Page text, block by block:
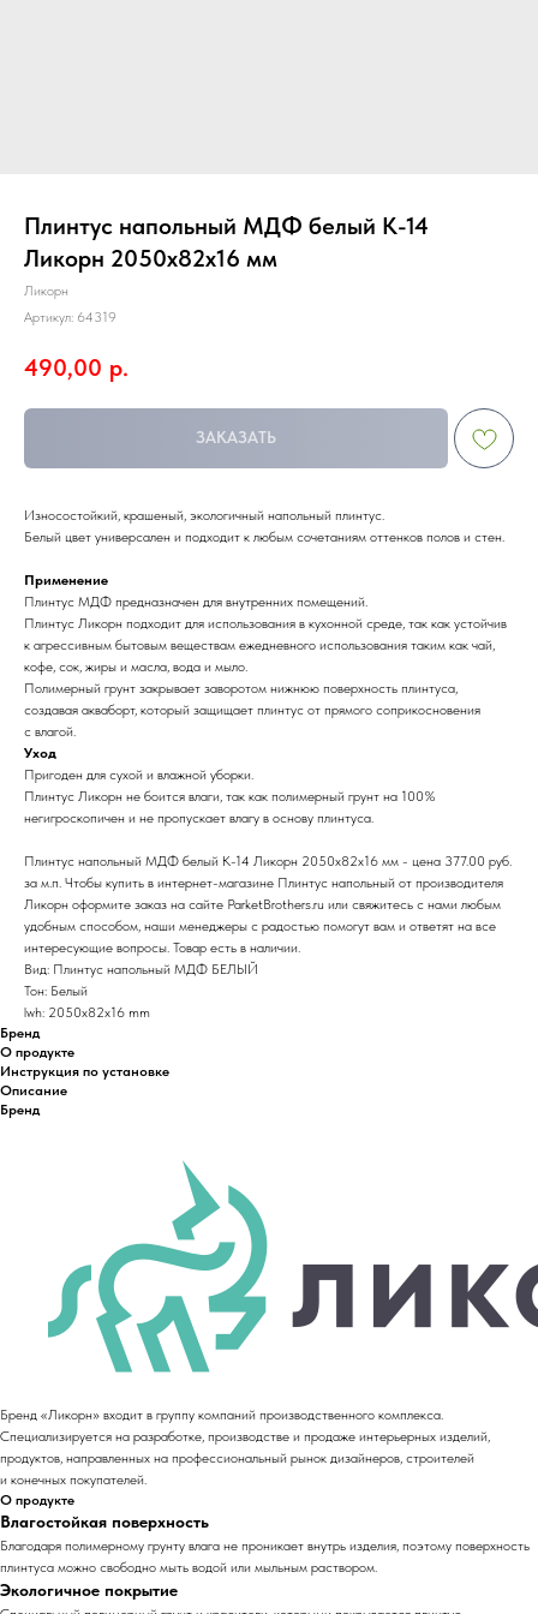
Плинтус напольный МДФ белый К-14
Ликорн 2050х82х16 мм
Ликорн
Артикул: 64319
490,00 р.
ЗАКАЗАТЬ
Износостойкий, крашеный, экологичный напольный плинтус.
Белый цвет универсален и подходит к любым сочетаниям оттенков полов и стен.
Применение
Плинтус МДФ предназначен для внутренних помещений.
Плинтус Ликорн подходит для использования в кухонной среде, так как устойчив
к агрессивным бытовым веществам ежедневного использования таким как чай,
кофе, сок, жиры и масла, вода и мыло.
Полимерный грунт закрывает заворотом нижнюю поверхность плинтуса,
создавая акваборт, который защищает плинтус от прямого соприкосновения
с влагой.
Уход
Пригоден для сухой и влажной уборки.
Плинтус Ликорн не боится влаги, так как полимерный грунт на 100%
негигроскопичен и не пропускает влагу в основу плинтуса.
Плинтус напольный МДФ белый К-14 Ликорн 2050х82х16 мм - цена 377.00 руб.
за м.п. Чтобы купить в интернет-магазине Плинтус напольный от производителя
Ликорн оформите заказ на сайте ParketBrothers.ru или свяжитесь с нами любым
удобным способом, наши менеджеры с радостью помогут вам и ответят на все
интересующие вопросы. Товар есть в наличии.
Вид: Плинтус напольный МДФ БЕЛЫЙ
Тон: Белый
lwh: 2050x82x16 mm
Бренд
О продукте
Инструкция по установке
Описание
Бренд
Бренд «Ликорн» входит в группу компаний производственного комплекса.
Специализируется на разработке, производстве и продаже интерьерных изделий,
продуктов, направленных на профессиональный рынок дизайнеров, строителей
и конечных покупателей.
О продукте
Влагостойкая поверхность
Благодаря полимерному грунту влага не проникает внутрь изделия, поэтому поверхность
плинтуса можно свободно мыть водой или мыльным раствором.
Экологичное покрытие